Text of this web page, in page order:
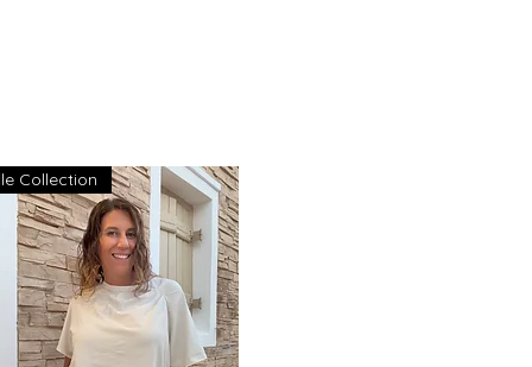
Collection